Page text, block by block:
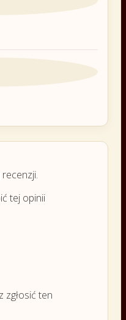
tej opinii
zgłosić ten